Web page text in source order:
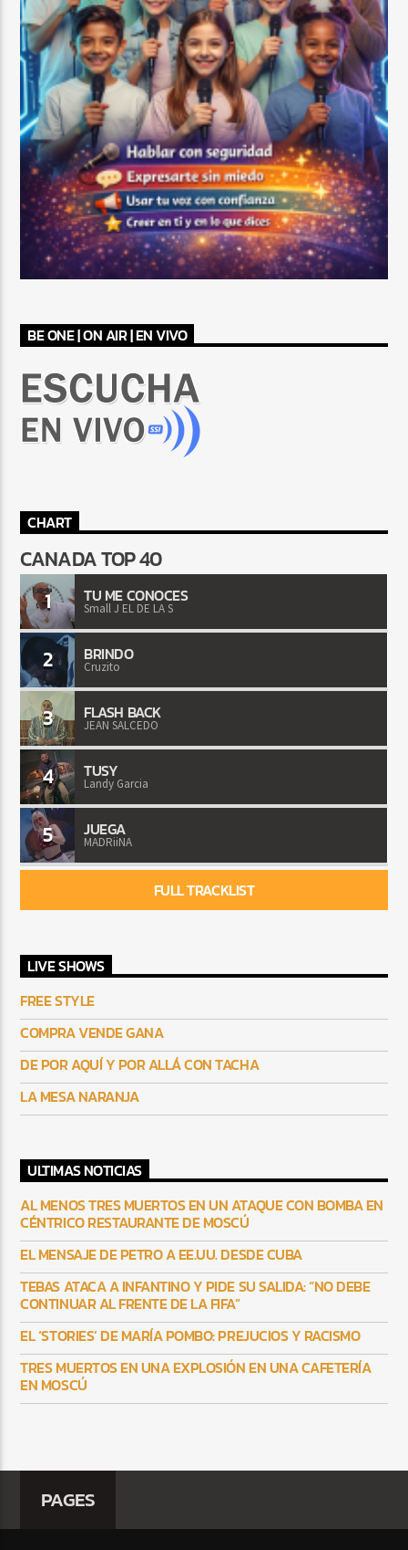
BE ONE | ON AIR | EN VIVO
CHART
CANADA TOP 40
1 TU ME CONOCES
Small J EL DE LA S
2 BRINDO
Cruzito
3 FLASH BACK
JEAN SALCEDO
4 TUSY
Landy Garcia
5 JUEGA
MADRiiNA
FULL TRACKLIST
LIVE SHOWS
FREE STYLE
COMPRA VENDE GANA
DE POR AQUÍ Y POR ALLÁ CON TACHA
LA MESA NARANJA
ULTIMAS NOTICIAS
AL MENOS TRES MUERTOS EN UN ATAQUE CON BOMBA EN
CÉNTRICO RESTAURANTE DE MOSCÚ
EL MENSAJE DE PETRO A EE.UU. DESDE CUBA
TEBAS ATACA A INFANTINO Y PIDE SU SALIDA: “NO DEBE
CONTINUAR AL FRENTE DE LA FIFA”
EL ‘STORIES’ DE MARÍA POMBO: PREJUCIOS Y RACISMO
TRES MUERTOS EN UNA EXPLOSIÓN EN UNA CAFETERÍA
EN MOSCÚ
PAGES